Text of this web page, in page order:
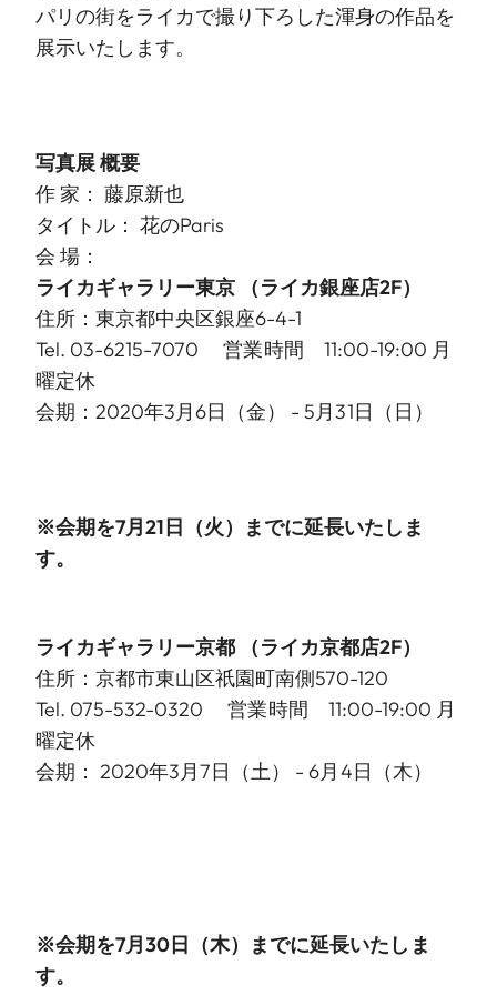
パリの街をライカで撮り下ろした渾身の作品を
展示いたします。
写真展 概要
作 家： 藤原新也
タイトル： 花のParis
会 場：
ライカギャラリー東京 （ライカ銀座店2F）
住所：東京都中央区銀座6-4-1
Tel. 03-6215-7070 営業時間 11:00-19:00 月
曜定休
会期：2020年3月6日（金） - 5月31日（日）
※会期を7月21日（火）までに延長いたしま
す。
ライカギャラリー京都（ライカ京都店2F）
住所：京都市東山区祇園町南側570-120
Tel. 075-532-0320 営業時間 11:00-19:00 月
曜定休
会期： 2020年3月7日（土） - 6月4日（木）
※会期を7月30日（木）までに延長いたしま
す。